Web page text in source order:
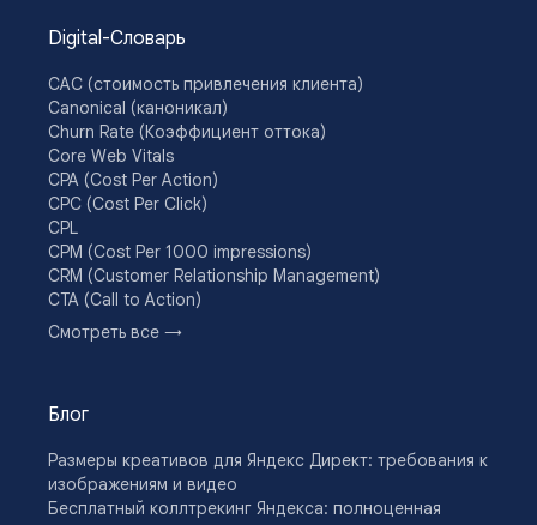
Digital-Словарь
CAC (стоимость привлечения клиента)
Canonical (каноникал)
Churn Rate (Коэффициент оттока)
Core Web Vitals
CPA (Cost Per Action)
CPC (Cost Per Click)
CPL
CPM (Cost Per 1000 impressions)
CRM (Customer Relationship Management)
CTA (Call to Action)
CTR (Click Through Rate)
Drip-кампании
E-E-A-T
Engagement Rate
KPI
Lead Nurturing
Смотреть все →
Блог
Размеры креативов для Яндекс Директ: требования к
изображениям и видео
Бесплатный коллтрекинг Яндекса: полноценная